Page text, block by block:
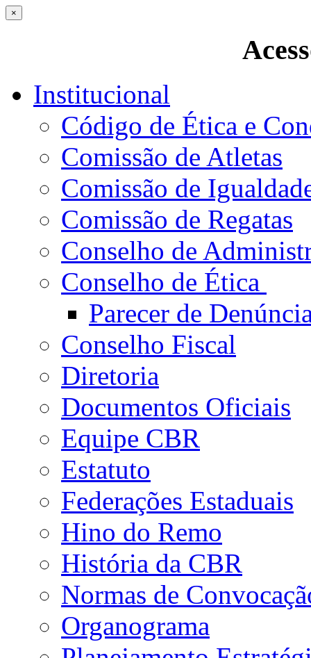
×
Institucional
Código de Ética e
Comissão de Atletas
Comissão de
Comissão de Regatas
Conselho de
Conselho de Ética
Parecer de
Conselho Fiscal
Diretoria
Documentos Oficiais
Equipe CBR
Estatuto
Federações Estaduais
Hino do Remo
História da CBR
Normas de
Organograma